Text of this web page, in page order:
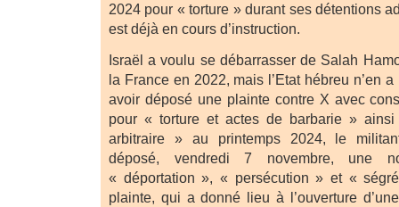
2024 pour « torture » durant ses détentions
est déjà en cours d’instruction.
Israël a voulu se débarrasser de Salah
la France en 2022, mais l’Etat hébreu n’en
avoir déposé une plainte contre X avec
pour « torture et actes de barbarie »
arbitraire » au printemps 2024, le
déposé, vendredi 7 novembre, une
« déportation », « persécution » et «
plainte, qui a donné lieu à l’ouverture